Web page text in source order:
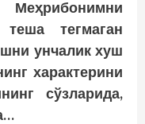
теша тегмаган
унчалик хуш
характерини
сўзларида,